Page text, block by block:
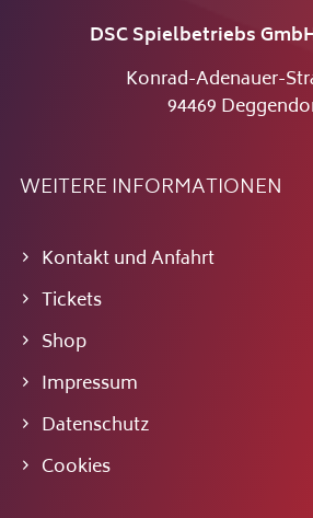
DSC Spielbetriebs
Konrad-Adenauer-
94469
WEITERE INFORMATIONEN
Kontakt und Anfahrt
Tickets
Shop
Impressum
Datenschutz
Cookies